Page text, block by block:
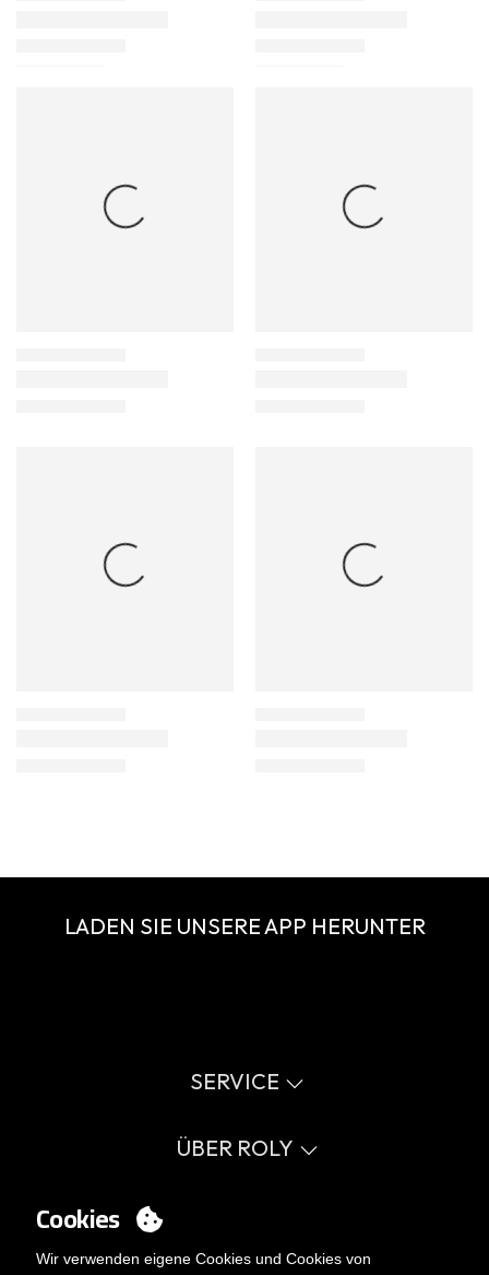
LADEN SIE UNSERE APP HERUNTER
SERVICE
Size guide
Glossar
ÜBER ROLY
Unternehmerische Verantwortung
Arbeiten Sie mit uns
Anmelden
Cookies
Wir verwenden eigene Cookies und Cookies von